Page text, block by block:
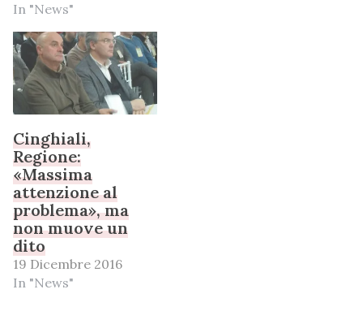
In "News"
Cinghiali,
Regione:
«Massima
attenzione al
problema», ma
non muove un
dito
19 Dicembre 2016
In "News"